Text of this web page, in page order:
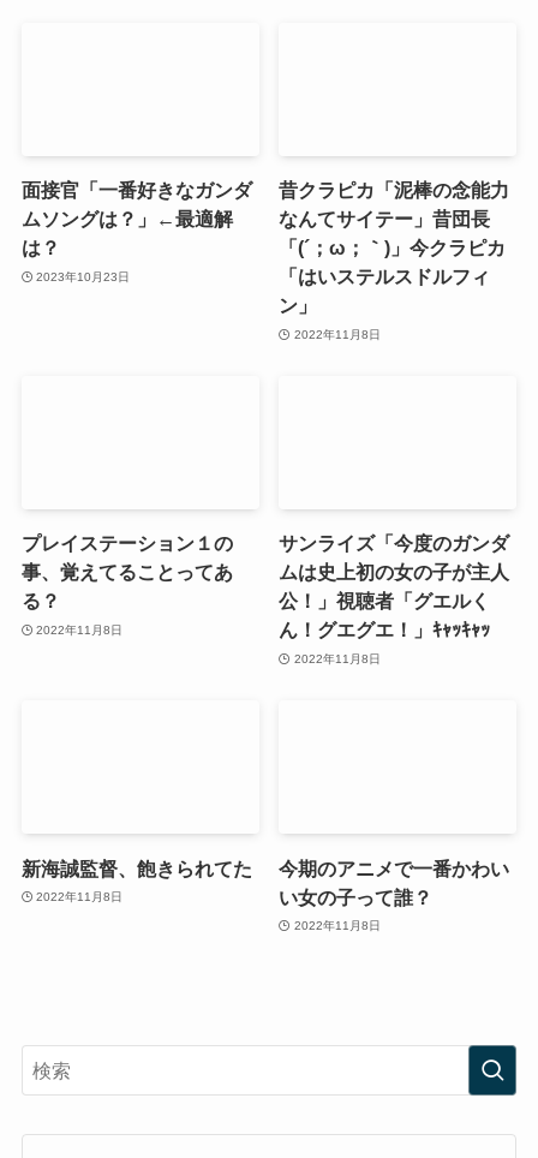
面接官「一番好きなガンダ
ムソングは？」←最適解
は？
2023年10月23日
昔クラピカ「泥棒の念能力
なんてサイテー」昔団長
「(´；ω；｀)」今クラピカ
「はいステルスドルフィ
ン」
2022年11月8日
プレイステーション１の
事、覚えてることってあ
る？
2022年11月8日
サンライズ「今度のガンダ
ムは史上初の女の子が主人
公！」視聴者「グエルく
ん！グエグエ！」ｷｬｯｷｬｯ
2022年11月8日
新海誠監督、飽きられてた
2022年11月8日
今期のアニメで一番かわい
い女の子って誰？
2022年11月8日